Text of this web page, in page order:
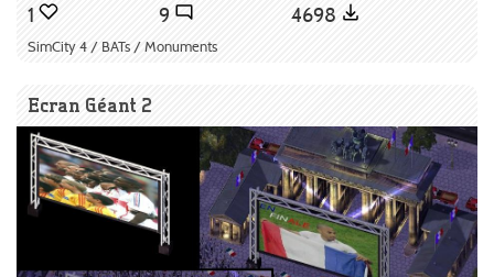
1 9 4698
SimCity 4 / BATs / Monuments
Ecran Géant 2